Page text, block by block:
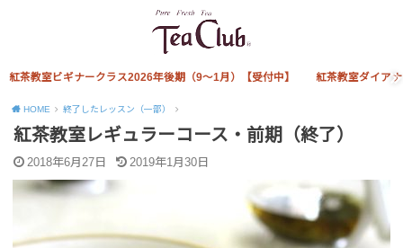
紅茶教室ビギナークラス2026年後期（9～1月）【受付中】 紅茶教室ダイア
HOME 終了したレッスン（一部）
紅茶教室レギュラーコース・前期（終了）
2018年6月27日 2019年1月30日